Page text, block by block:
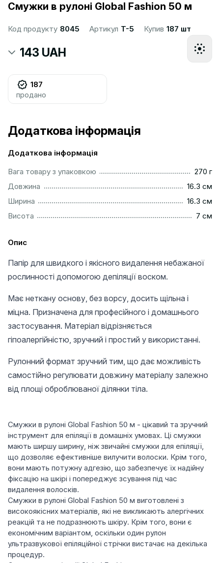
Смужки в рулоні Global Fashion 50 м
Код продукту 8045 Артикул T-5 Купив 187 шт
143 UAH
187
продано
Додаткова інформація
Додаткова інформація
Вага товару з упаковкою
270 г
Довжина
16.3 см
Ширина
16.3 см
Висота
7 см
Опис
Папір для швидкого і якісного видалення небажаної
рослинності допомогою депіляції воском.
Має неткану основу, без ворсу, досить щільна і
міцна. Призначена для професійного і домашнього
застосування. Матеріал відрізняється
гіпоалергійністю, зручний і простий у використанні.
Рулонний формат зручний тим, що дає можливість
самостійно регулювати довжину матеріалу залежно
від площі оброблюваної ділянки тіла.
Смужки в рулоні Global Fashion 50 м - цікавий та зручний
інструмент для епіляції в домашніх умовах. Ці смужки
мають ширшу ширину, ніж звичайні смужки для епіляції,
що дозволяє ефективніше вилучити волоски. Крім того,
вони мають потужну адгезію, що забезпечує їх надійну
фіксацію на шкірі і попереджує зсування під час
видалення волосків.
Смужки в рулоні Global Fashion 50 м виготовлені з
високоякісних матеріалів, які не викликають алергічних
реакцій та не подразнюють шкіру. Крім того, вони є
економічним варіантом, оскільки один рулон
ультразвукової епіляційної стрічки вистачає на декілька
процедур.